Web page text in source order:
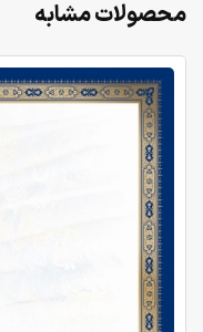
محصولات مشابه